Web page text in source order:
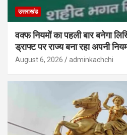
उत्तराखंड
वक्फ नियमों का पहली बार बनेगा
ड्राफ्ट पर राज्य बना रहा अपनी
August 6, 2026 adminkachchi